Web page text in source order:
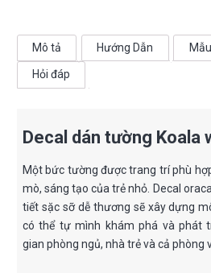
WKT010
số
lượng
Mô tả Hướng Dẫn
Hỏi đáp
Decal dán tường Koala
Một bức tường được trang trí phù
mò, sáng tạo của trẻ nhỏ. Decal
tiết sặc sỡ dễ thương sẽ xây dựng
có thể tự mình khám phá và phát
gian phòng ngủ, nhà trẻ và cả phòng